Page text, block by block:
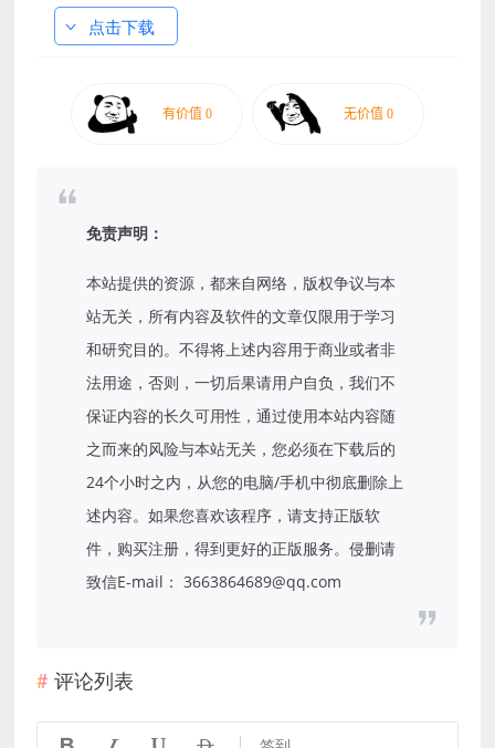
点击下载
免责声明：
本站提供的资源，都来自网络，版权争议与本
站无关，所有内容及软件的文章仅限用于学习
和研究目的。不得将上述内容用于商业或者非
法用途，否则，一切后果请用户自负，我们不
保证内容的长久可用性，通过使用本站内容随
之而来的风险与本站无关，您必须在下载后的
24个小时之内，从您的电脑/手机中彻底删除上
述内容。如果您喜欢该程序，请支持正版软
件，购买注册，得到更好的正版服务。侵删请
致信E-mail： 3663864689@qq.com
评论列表